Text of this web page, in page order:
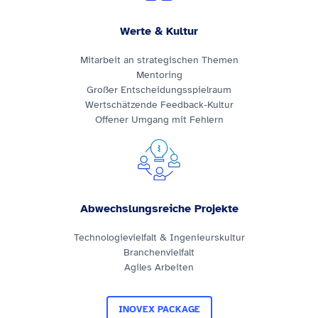
Werte & Kultur
Mitarbeit an strategischen Themen
Mentoring
Großer Entscheidungsspielraum
Wertschätzende Feedback-Kultur
Offener Umgang mit Fehlern
Abwechslungsreiche Projekte
Technologievielfalt & Ingenieurskultur
Branchenvielfalt
Agiles Arbeiten
INOVEX PACKAGE